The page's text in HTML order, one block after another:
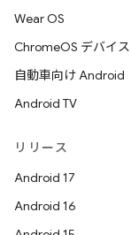
Wear OS
ChromeOS デバイス
自動車向け Android
Android TV
リリース
Android 17
Android 16